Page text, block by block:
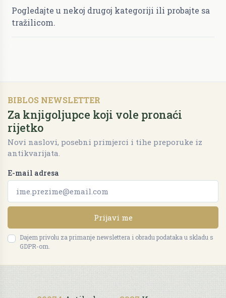
Pogledajte u nekoj drugoj kategoriji ili probajte sa
tražilicom.
BIBLOS NEWSLETTER
Za knjigoljupce koji vole pronaći
rijetko
Novi naslovi, posebni primjerci i tihe preporuke iz
antikvarijata.
E-mail adresa
Prijavi me
Dajem privolu za primanje newslettera i obradu podataka u skladu s
GDPR-om.